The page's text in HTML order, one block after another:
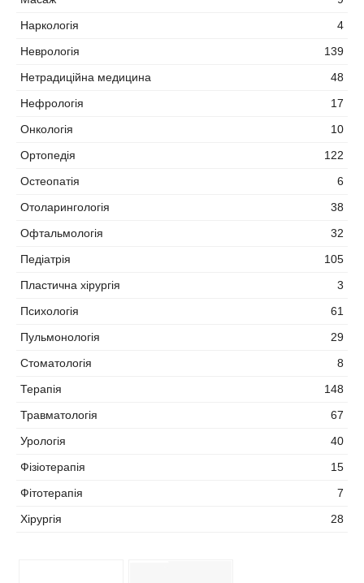
Наркологія
4
Неврологія
139
Нетрадиційна медицина
48
Нефрологія
17
Онкологія
10
Ортопедія
122
Остеопатія
6
Отоларингологія
38
Офтальмологія
32
Педіатрія
105
Пластична хірургія
3
Психологія
61
Пульмонологія
29
Стоматологія
8
Терапія
148
Травматологія
67
Урологія
40
Фізіотерапія
15
Фітотерапія
7
Хірургія
28